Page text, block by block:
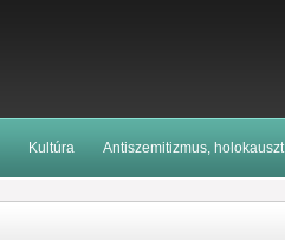
Kultúra Antiszemitizmus, holokauszt